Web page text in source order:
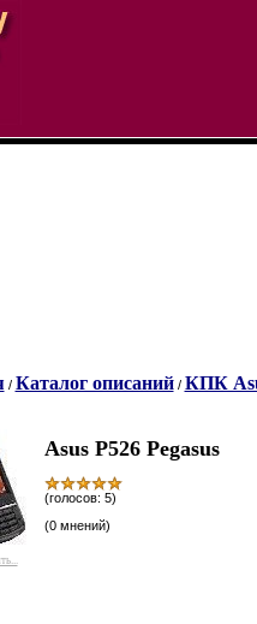
/ Каталог описаний/ КПК
Asus P526 Pegasus
(голосов: 5)
(0 мнений)